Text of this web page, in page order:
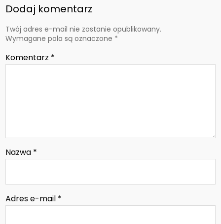
Dodaj komentarz
Twój adres e-mail nie zostanie opublikowany.
Wymagane pola są oznaczone *
Komentarz *
Nazwa *
Adres e-mail *